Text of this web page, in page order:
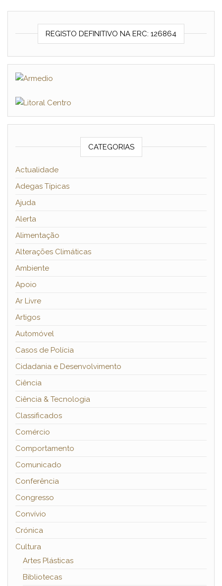
REGISTO DEFINITIVO NA ERC: 126864
CATEGORIAS
Actualidade
Adegas Típicas
Ajuda
Alerta
Alimentação
Alterações Climáticas
Ambiente
Apoio
Ar Livre
Artigos
Automóvel
Casos de Polícia
Cidadania e Desenvolvimento
Ciência
Ciência & Tecnologia
Classificados
Comércio
Comportamento
Comunicado
Conferência
Congresso
Convívio
Crónica
Cultura
Artes Plásticas
Bibliotecas